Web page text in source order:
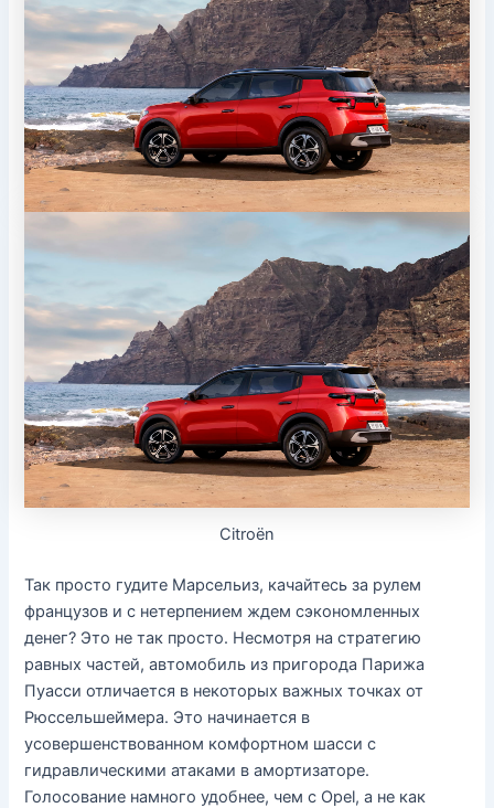
Citroën
Так просто гудите Марсельиз, качайтесь за рулем
французов и с нетерпением ждем сэкономленных
денег? Это не так просто. Несмотря на стратегию
равных частей, автомобиль из пригорода Парижа
Пуасси отличается в некоторых важных точках от
Рюссельшеймера. Это начинается в
усовершенствованном комфортном шасси с
гидравлическими атаками в амортизаторе.
Голосование намного удобнее, чем с Opel, а не как